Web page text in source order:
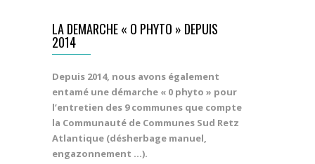
LA DEMARCHE « O PHYTO » DEPUIS
2014
Depuis 2014, nous avons également
entamé une démarche « 0 phyto » pour
l’entretien des 9 communes que compte
la Communauté de Communes Sud Retz
Atlantique (désherbage manuel,
engazonnement …).